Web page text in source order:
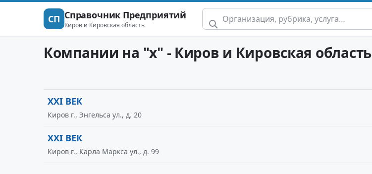
СП Справочник Предприятий
Киров и Кировская область
Компании на "x" - Киров и Кировская область
XXI ВЕК
Киров г., Энгельса ул., д. 20
XXI ВЕК
Киров г., Карла Маркса ул., д. 99